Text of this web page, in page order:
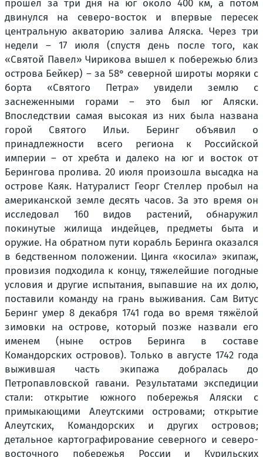
прошел за три дня на юг около 400 км, а потом
двинулся на северо-восток и впервые пересек
центральную акваторию залива Аляска. Через три
недели – 17 июля (спустя день после того, как
«Святой Павел» Чирикова вышел к побережью близ
острова Бейкер) – за 58° северной широты моряки с
борта «Святого Петра» увидели землю с
заснеженными горами – это был юг Аляски.
Впоследствии самая высокая из них была названа
горой Святого Ильи. Беринг объявил о
принадлежности всего региона к Российской
империи – от хребта и далеко на юг и восток от
Берингова пролива. 20 июля произошла высадка на
острове Каяк. Натуралист Георг Стеллер пробыл на
американской земле десять часов. За это время он
исследовал 160 видов растений, обнаружил
покинутые жилища индейцев, предметы быта и
оружие. На обратном пути корабль Беринга оказался
в бедственном положении. Цинга «косила» экипаж,
провизия подходила к концу, тяжелейшие погодные
условия и другие испытания, выпавшие на их долю,
поставили команду на грань выживания. Сам Витус
Беринг умер 8 декабря 1741 года во время тяжёлой
зимовки на острове, который позже назвали его
именем (ныне остров Беринга в составе
Командорских островов). Только в августе 1742 года
выжившая часть экипажа добралась до
Петропавловской гавани. Результатами экспедиции
стали: открытие южного побережья Аляски с
примыкающими Алеутскими островами; открытие
Алеутских, Командорских и других островов;
детальное картографирование северного и северо-
восточного побережья России и Курильских